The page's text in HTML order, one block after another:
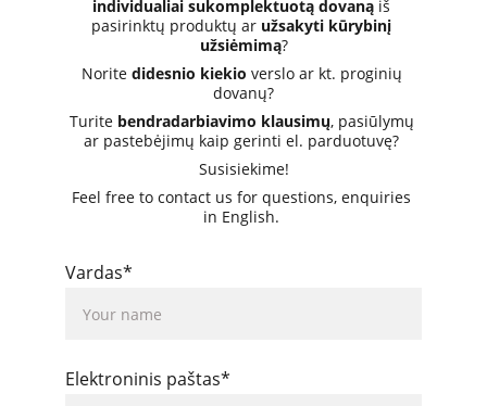
individualiai sukomplektuotą dovaną iš
pasirinktų produktų ar užsakyti kūrybinį
užsiėmimą?
Norite didesnio kiekio verslo ar kt. proginių
dovanų?
Turite bendradarbiavimo klausimų, pasiūlymų
ar pastebėjimų kaip gerinti el. parduotuvę?
Susisiekime!
Feel free to contact us for questions, enquiries
in English.
Vardas*
Elektroninis paštas*